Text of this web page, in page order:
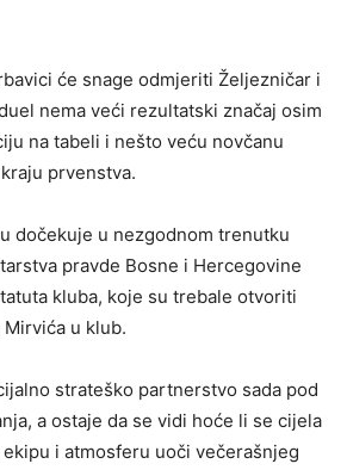
će snage odmjeriti Željezničar i
nema veći rezultatski značaj osim
na tabeli i nešto veću novčanu
prvenstva.
dočekuje u nezgodnom trenutku
pravde Bosne i Hercegovine
kluba, koje su trebale otvoriti
u klub.
strateško partnerstvo sada pod
a ostaje da se vidi hoće li se cijela
i atmosferu uoči večerašnjeg